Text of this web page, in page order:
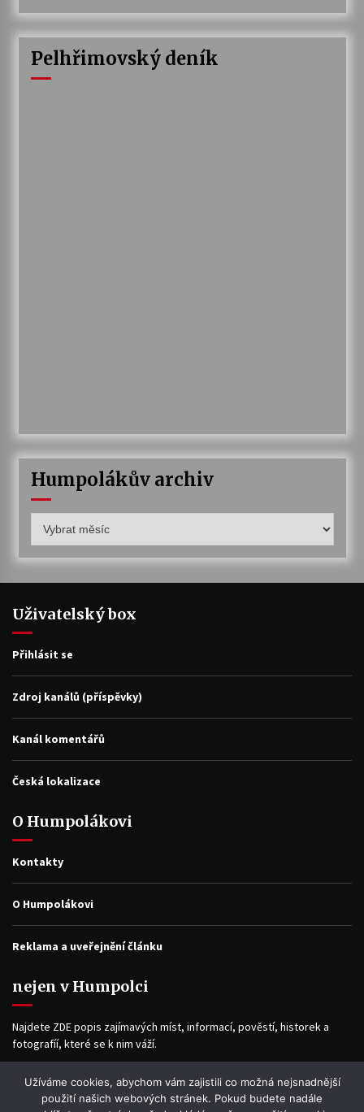
Pelhřimovský deník
Humpolákův archiv
archiv
Uživatelský box
Přihlásit se
Zdroj kanálů (příspěvky)
Kanál komentářů
Česká lokalizace
O Humpolákovi
Kontakty
O Humpolákovi
Reklama a uveřejnění článku
nejen v Humpolci
Najdete ZDE popis zajímavých míst, informací, pověstí, historek a
fotografíí, které se k nim váží.
Facebook
Užíváme cookies, abychom vám zajistili co možná nejsnadnější
použití našich webových stránek. Pokud budete nadále